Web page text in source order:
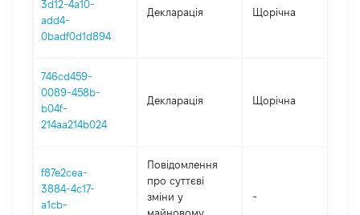
3d12-4a10-
add4-
0badf0d1d894
Декларація Щорічна
746cd459-
0089-458b-
b04f-
214aa214b024
Декларація Щорічна
f87e2cea-
3884-4c17-
a1cb-
Повідомлення
про суттєві
зміни y
майновому
-